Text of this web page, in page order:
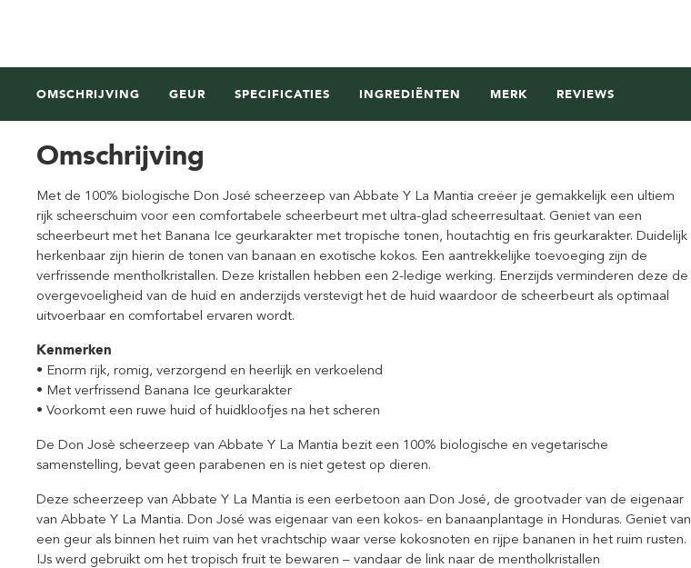
OMSCHRIJVING GEUR SPECIFICATIES INGREDIËNTEN MERK REVIEWS
Omschrijving
Met de 100% biologische Don José scheerzeep van Abbate Y La Mantia creëer je gemakkelijk een ultiem
rijk scheerschuim voor een comfortabele scheerbeurt met ultra-glad scheerresultaat. Geniet van een
scheerbeurt met het Banana Ice geurkarakter met tropische tonen, houtachtig en fris geurkarakter. Duidelijk
herkenbaar zijn hierin de tonen van banaan en exotische kokos. Een aantrekkelijke toevoeging zijn de
verfrissende mentholkristallen. Deze kristallen hebben een 2-ledige werking. Enerzijds verminderen deze de
overgevoeligheid van de huid en anderzijds verstevigt het de huid waardoor de scheerbeurt als optimaal
uitvoerbaar en comfortabel ervaren wordt.
Kenmerken
• Enorm rijk, romig, verzorgend en heerlijk en verkoelend
• Met verfrissend Banana Ice geurkarakter
• Voorkomt een ruwe huid of huidkloofjes na het scheren
De Don Josè scheerzeep van Abbate Y La Mantia bezit een 100% biologische en vegetarische
samenstelling, bevat geen parabenen en is niet getest op dieren.
Deze scheerzeep van Abbate Y La Mantia is een eerbetoon aan Don José, de grootvader van de eigenaar
van Abbate Y La Mantia. Don José was eigenaar van een kokos- en banaanplantage in Honduras. Geniet van
een geur als binnen het ruim van het vrachtschip waar verse kokosnoten en rijpe bananen in het ruim rusten.
IJs werd gebruikt om het tropisch fruit te bewaren – vandaar de link naar de mentholkristallen